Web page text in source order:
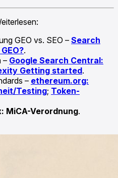
GEO vs. SEO – Search
.
– Google Search Central:
Getting started.
– ethereum.org:
Testing; Token-
MiCA-Verordnung.